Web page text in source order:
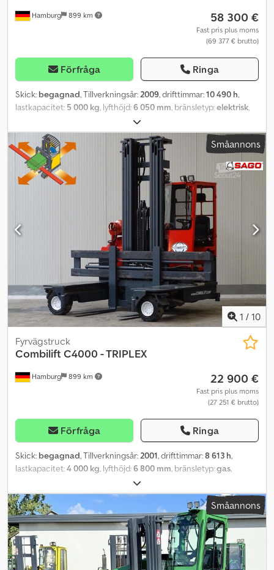
Hamburg 899 km 58 300 €
Fast pris plus moms
(69 377 € brutto)
Förfråga Ringa
Skick: begagnad, Tillverkningsår:2009, drifttimmar:10 490 h,
lastkapacitet: 5 000 kg, lyfthöjd:6 050 mm, bränsletyp:elektrisk,
3 280 mm
procent, tomvikt:11 758 kg, total längd:3 640 mm, färg:annan,
Tillbehör: Gaffelställ, Tillbehörsbeskrivning: Gaffelställ
öppningsområde: 500/3 800 mm. Extrautrustning: Full freelift,
Beskrivning av extrautrustning: Plattformhöjd: 580 mm.
Beskrivning: Förutom denna Hubtex-modell har vi cirka 200 tunga
truckar, kompakttruckar, gaffeltruckar och sidlastare i vårt lager i
Hamburg och Gdansk. Besök gärna vår hemsida – Leasing och
finansiering på fördelaktiga villkor är alltid möjliga hos oss. Vi
köper även gärna in ert begagnade fordon, även om ni inte köper
ett fordon av oss. Vår ägare, herr Peter Sawitzki, ger dig gärna
utförlig rådgivning kring denna MQ50. PS: Vår
truckmästarverkstad är specialiserad på reparation, underhåll,
översyn och specialbyggnation av gaffeltruckar från 8 ton. Vi tar
gärna även emot ert fordon för kommissionsförsäljning hos oss.
Cedsy S Efpspfx Aa Esrf
Småannons
1 / 10
Hamburg 899 km
Fyrvägstruck
Combilift C4000 - TRIPLEX
22 900 €
Fast pris plus moms
(27 251 € brutto)
Förfråga Ringa
Skick: begagnad, Tillverkningsår: 2001, drifttimmar:8 613 h,
lastkapacitet:4 000 kg , lyfthöjd:6 800 mm , bränsletyp:gas
3 280 mm
procent, framdäcksdimension:200/50x10, bakdäcksstorlek:
27x10-12, tomvikt:6 100 kg , total längd:2 620 mm, färg:annan,
Tillbehör: Gaffelställ, Tillbehörsbeskrivning: Gaffelställ,
Öppningsintervall: 660 / 3001 mm Credpfx Aozq Hnmsa Esf
Småannons